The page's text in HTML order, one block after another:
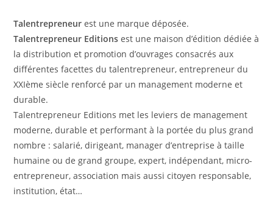
Talentrepreneur est une marque déposée.
Talentrepreneur Editions est une maison d’édition dédiée à
la distribution et promotion d’ouvrages consacrés aux
différentes facettes du talentrepreneur, entrepreneur du
XXIème siècle renforcé par un management moderne et
durable.
Talentrepreneur Editions met les leviers de management
moderne, durable et performant à la portée du plus grand
nombre : salarié, dirigeant, manager d’entreprise à taille
humaine ou de grand groupe, expert, indépendant, micro-
entrepreneur, association mais aussi citoyen responsable,
institution, état…